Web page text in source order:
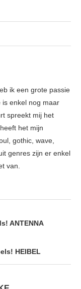
ik een grote passie
is enkel nog maar
spreekt mij het
het mijn
gothic, wave,
genres zijn er enkel
van.
ANTENNA
HEIBEL